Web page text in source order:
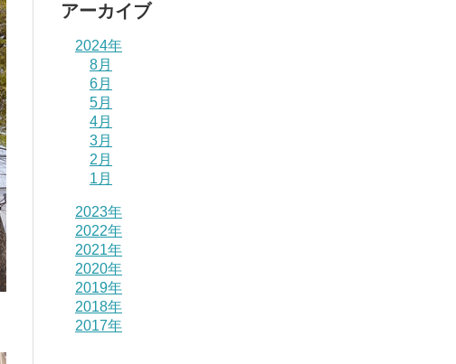
アーカイブ
2024年
8月
6月
5月
4月
3月
2月
1月
2023年
2022年
2021年
2020年
2019年
2018年
2017年